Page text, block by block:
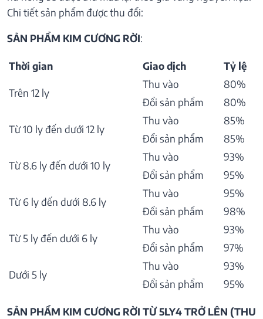
Chi tiết sản phẩm được thu đổi:
SẢN PHẨM KIM CƯƠNG RỜI:
Thời gian Giao dịch Tỷ lệ
Trên 12 ly
Thu vào
80%
Đổi sản phẩm
80%
Từ 10 ly đến dưới 12 ly
Thu vào
85%
Đổi sản phẩm
85%
Từ 8.6 ly đến dưới 10 ly
Thu vào
93%
Đổi sản phẩm
95%
Từ 6 ly đến dưới 8.6 ly
Thu vào
95%
Đổi sản phẩm
98%
Từ 5 ly đến dưới 6 ly
Thu vào
93%
Đổi sản phẩm
97%
Dưới 5 ly
Thu vào
93%
Đổi sản phẩm
95%
SẢN PHẨM KIM CƯƠNG RỜI TỪ 5LY4 TRỞ LÊN (THU